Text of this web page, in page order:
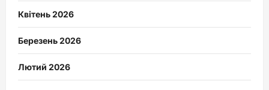
Квітень 2026
Березень 2026
Лютий 2026